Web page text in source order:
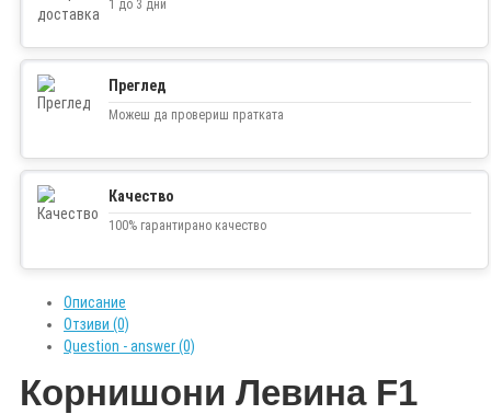
1 до 3 дни
Преглед
Можеш да провериш пратката
Качество
100% гарантирано качество
Описание
Отзиви (0)
Question - answer (0)
Корнишони ЛевинаF1